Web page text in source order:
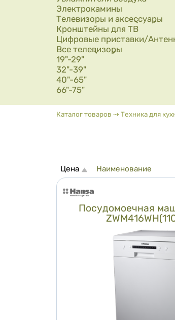
Электрокамины
Телевизоры и аксессуары
Кронштейны для ТВ
Цифровые приставки/
Все телевизоры
19"-29"
32"-39"
40"-65"
66"-75"
Вы здесь
Каталог товаров ⇢ Техника для
Сортировка
Цена Наименование
Посудомоечная